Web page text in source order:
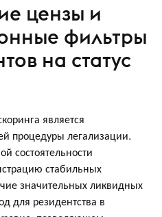
цензы и
фильтры
на статус
является
процедуры легализации.
состоятельности
стабильных
значительных ликвидных
для резидентства в